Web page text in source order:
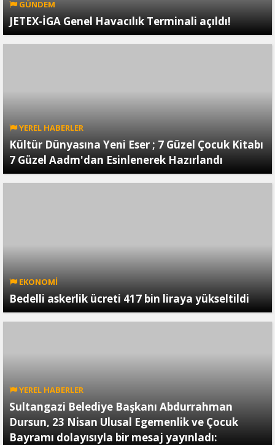
GÜNDEM
JETEX-İGA Genel Havacılık Terminali açıldı!
YEREL HABERLER
Kültür Dünyasına Yeni Eser ; 7 Güzel Çocuk Kitabı
7 Güzel Aadm'dan Esinlenerek Hazırlandı
EKONOMİ
Bedelli askerlik ücreti 417 bin liraya yükseltildi
YEREL HABERLER
Sultangazi Belediye Başkanı Abdurrahman
Dursun, 23 Nisan Ulusal Egemenlik ve Çocuk
Bayramı dolayısıyla bir mesaj yayınladı: